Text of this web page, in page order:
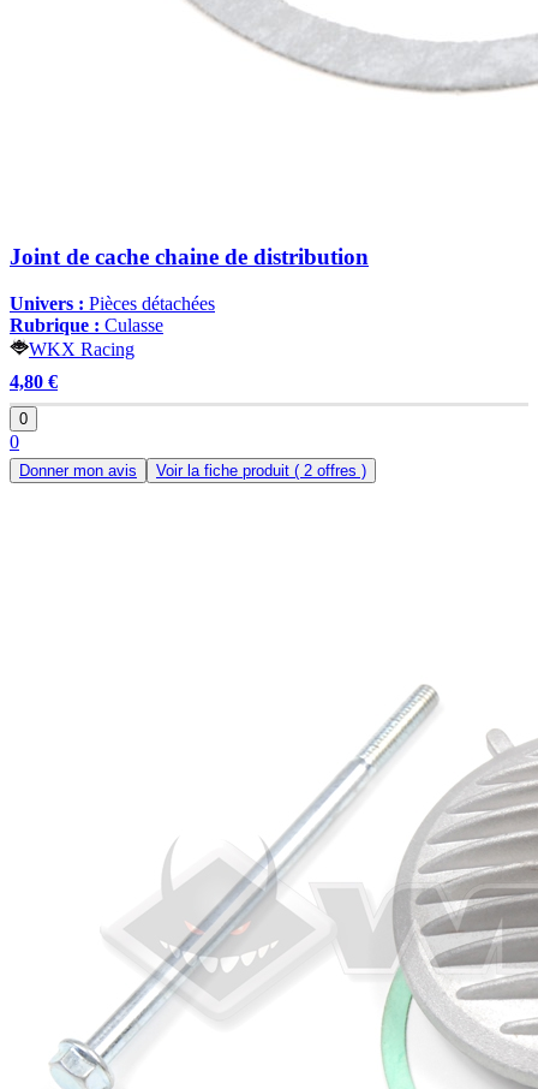
Joint de cache chaine de distribution
Univers : Pièces détachées
Rubrique : Culasse
WKX Racing
4,80 €
0
0
Donner mon avis Voir la fiche produit ( 2 offres )